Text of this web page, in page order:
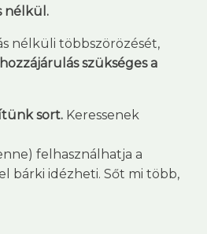
nélkül.
nélküli többszörözését,
szükséges a
sort. Keressenek
felhasználhatja a
bárki idézheti. Sőt mi több,